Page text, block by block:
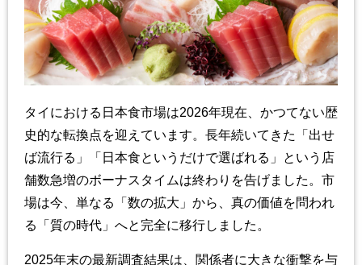
タイにおける日本食市場は2026年現在、かつてない歴
史的な転換点を迎えています。長年続いてきた「出せ
ば流行る」「日本食というだけで選ばれる」という店
舗数急増のボーナスタイムは終わりを告げました。市
場は今、単なる「数の拡大」から、真の価値を問われ
る「質の時代」へと完全に移行しました。
2025年末の最新調査結果は、関係者に大きな衝撃を与